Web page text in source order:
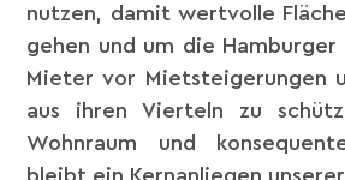
nutzen, damit wertvolle
gehen und um die Hamburger
Mieter vor Mietsteigerungen
aus ihren Vierteln zu
Wohnraum und
bleibt ein Kernanliegen